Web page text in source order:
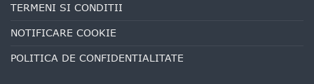
TERMENI SI CONDITII
NOTIFICARE COOKIE
POLITICA DE CONFIDENTIALITATE